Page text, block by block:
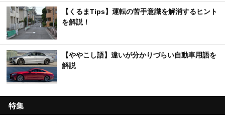
【くるまTips】運転の苦手意識を解消するヒント
を解説！
【ややこし語】違いが分かりづらい自動車用語を
解説
特集